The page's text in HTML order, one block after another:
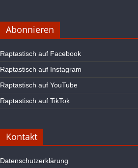
Abonnieren
Raptastisch auf Facebook
Raptastisch auf Instagram
Raptastisch auf YouTube
Raptastisch auf TikTok
Kontakt
Datenschutzerklärung